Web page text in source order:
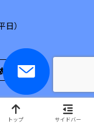
）
橋法律事務所 All Rights
トップ サイドバー
お
問
い
わ